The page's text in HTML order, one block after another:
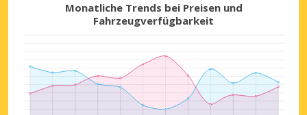
Top-Ersparnisses
Erhalten Sie Zugang zu exklusiven
Mit eLink anmelden
Monatliche Trends bei Preisen und
Fahrzeugverfügbarkeit